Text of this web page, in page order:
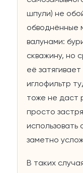
шпули) не
обводнённые
валунами:
скважину, но
её
иглофильтр
тоже не даст
просто
использовать
заметно
В таких